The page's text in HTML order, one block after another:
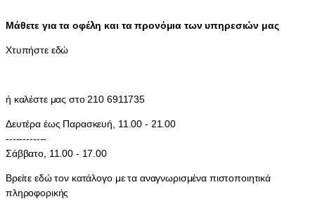
Μάθετε για τα οφέλη και τα προνόμια των υπηρεσιών μας
Χτυπήστε εδώ
ή καλέστε μας στο 210 6911735
Δευτέρα έως Παρασκευή, 11.00 - 21.00
------------
Σάββατο, 11.00 - 17.00
Βρείτε εδώ τον κατάλογο με τα αναγνωρισμένα πιστοποιητικά
πληροφορικής